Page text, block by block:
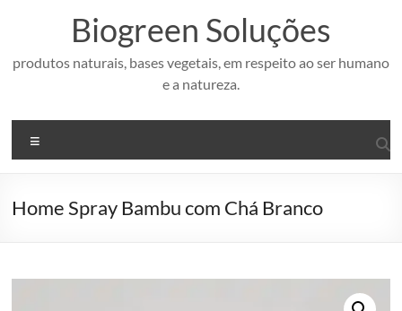
conteúdo
Biogreen Soluções
produtos naturais, bases vegetais, em respeito ao ser humano
e a natureza.
Home Spray Bambu com Chá Branco